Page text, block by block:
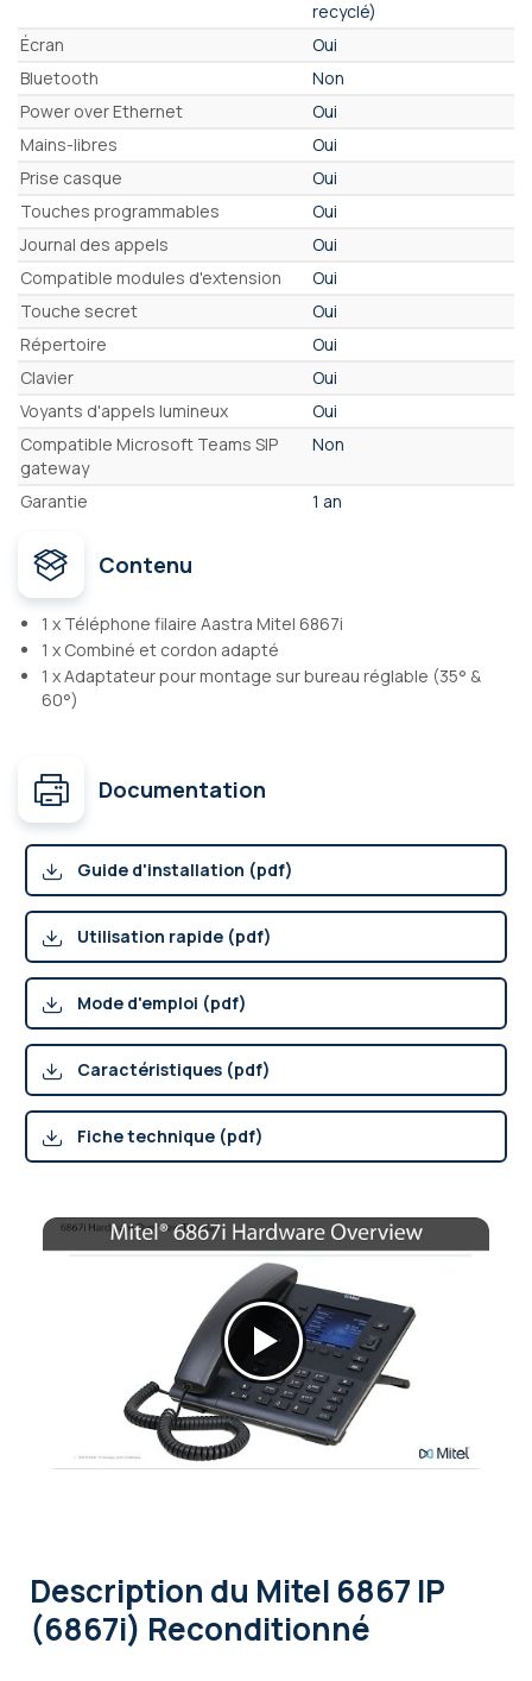
recyclé)
Écran
Oui
Bluetooth
Non
Power over Ethernet
Oui
Mains-libres
Oui
Prise casque
Oui
Touches programmables
Oui
Journal des appels
Oui
Compatible modules d'extension
Oui
Touche secret
Oui
Répertoire
Oui
Clavier
Oui
Voyants d'appels lumineux
Oui
Compatible Microsoft Teams SIP
gateway
Non
Garantie 1 an
Contenu
1 x Téléphone filaire Aastra Mitel 6867i
1 x Combiné et cordon adapté
1 x Adaptateur pour montage sur bureau réglable (35° &
60°)
Documentation
Guide d'installation (pdf)
Utilisation rapide (pdf)
Mode d'emploi (pdf)
Caractéristiques (pdf)
Fiche technique (pdf)
Description du Mitel 6867 IP
(6867i) Reconditionné